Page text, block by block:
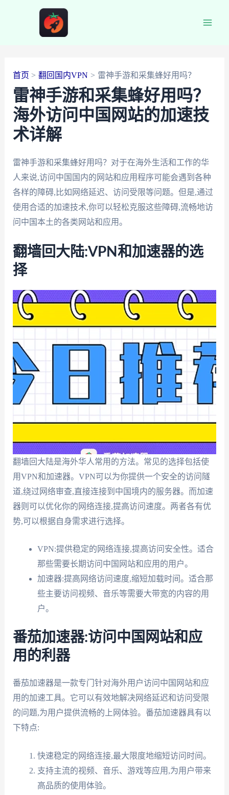
首页 翻回国内VPN 雷神手游和采集蜂好用吗？
雷神手游和采集蜂好用吗？
海外访问中国网站的加速技
术详解
雷神手游和采集蜂好用吗？对于在海外生活和工作的华
人来说,访问中国国内的网站和应用程序可能会遇到各种
各样的障碍,比如网络延迟、访问受限等问题。但是,通过
使用合适的加速技术,你可以轻松克服这些障碍,流畅地访
问中国本土的各类网站和应用。
翻墙回大陆:VPN和加速器的选
择
翻墙回大陆是海外华人常用的方法。常见的选择包括使
用VPN和加速器。VPN可以为你提供一个安全的访问隧
道,绕过网络审查,直接连接到中国境内的服务器。而加速
器则可以优化你的网络连接,提高访问速度。两者各有优
势,可以根据自身需求进行选择。
VPN:提供稳定的网络连接,提高访问安全性。适合
那些需要长期访问中国网站和应用的用户。
加速器:提高网络访问速度,缩短加载时间。适合那
些主要访问视频、音乐等需要大带宽的内容的用
户。
番茄加速器:访问中国网站和应
用的利器
番茄加速器是一款专门针对海外用户访问中国网站和应
用的加速工具。它可以有效地解决网络延迟和访问受限
的问题,为用户提供流畅的上网体验。番茄加速器具有以
下特点:
快速稳定的网络连接,最大限度地缩短访问时间。
支持主流的视频、音乐、游戏等应用,为用户带来
高品质的使用体验。